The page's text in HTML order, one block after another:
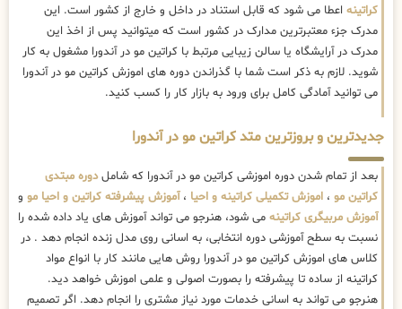
کراتینه اعطا می شود که قابل استناد در داخل و خارج از کشور است. این
مدرک جزء معتبرترین مدارک در کشور است که میتوانید پس از اخذ این
مدرک در آرایشگاه یا سالن زیبایی مرتبط با کراتین مو در آندورا مشغول به کار
شوید. لازم به ذکر است شما با گذراندن دوره های اموزش کراتین مو در آندورا
می توانید آمادگی کامل برای ورود به بازار کار را کسب کنید.
جدیدترین و بروزترین متد کراتین مو در آندورا
بعد از تمام شدن دوره اموزشی کراتین مو در آندورا که شاملدوره مبتدی
کراتین مو ، اموزش تکمیلی کراتینه و احیا ،آموزش پیشرفته کراتین و احیا مو و
آموزش مربیگری کراتینه می شود، هنرجو می تواند آموزش های یاد داده شده را
نسبت به سطح آموزشی دوره انتخابی، به اسانی روی مدل زنده انجام دهد . در
کلاس های اموزش کراتین مو در آندورا روش هایی مانند کار با انواع مواد
کراتینه از ساده تا پیشرفته را بصورت اصولی و علمی اموزش خواهد دید.
هنرجو می تواند به اسانی خدمات مورد نیاز مشتری را انجام دهد. اگر تصمیم